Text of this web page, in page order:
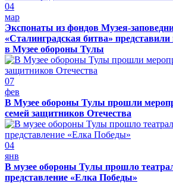
04
мар
Экспонаты из фондов Музея-
«Сталинградская битва»
в Музее обороны Тулы
07
фев
В Музее обороны Тулы прошли
семей защитников Отечества
04
янв
В музее обороны Тулы прошло
представление «Елка Победы»